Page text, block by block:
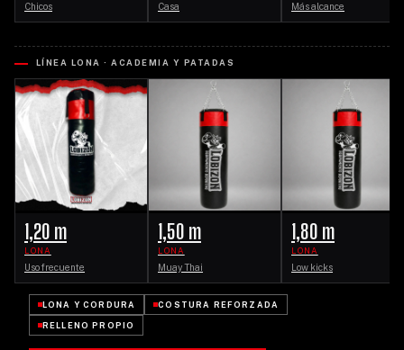
Chicos Casa Más alcance
LÍNEA LONA · ACADEMIA Y PATADAS
1,20 m
LONA
Uso frecuente
1,50 m
LONA
Muay Thai
1,80 m
LONA
Low kicks
LONA Y CORDURA COSTURA REFORZADA
RELLENO PROPIO